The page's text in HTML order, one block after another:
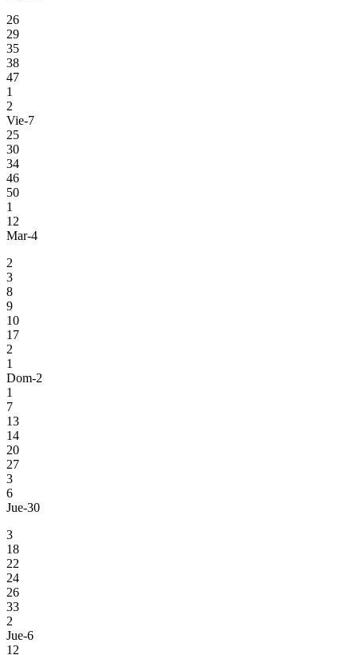
26
29
35
38
47
1
2
Vie-7
25
30
34
46
50
1
12
Mar-4
2
3
8
9
10
17
2
1
Dom-2
1
7
13
14
20
27
3
6
Jue-30
3
18
22
24
26
33
2
Jue-6
12